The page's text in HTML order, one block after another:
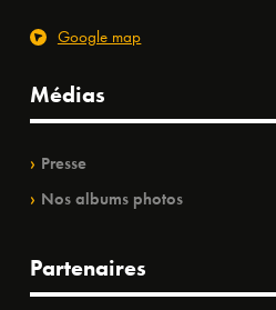
Google map
Médias
Presse
Nos albums photos
Partenaires